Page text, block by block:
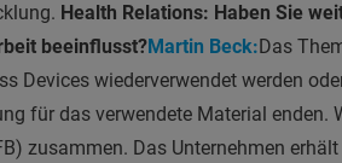
Health Relations: Haben Sie
beeinflusst?Martin Beck:Das
Devices wiederverwendet werden
für das verwendete Material enden.
zusammen. Das Unternehmen